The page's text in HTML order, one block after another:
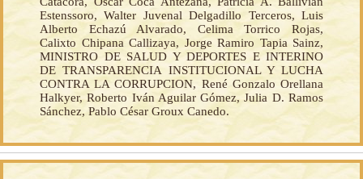
Estenssoro, Walter Juvenal Delgadillo Terceros, Luis
Alberto Echazú Alvarado, Celima Torrico Rojas,
Calixto Chipana Callizaya, Jorge Ramiro Tapia Sainz,
MINISTRO DE SALUD Y DEPORTES E INTERINO
DE TRANSPARENCIA INSTITUCIONAL Y LUCHA
CONTRA LA CORRUPCION, René Gonzalo Orellana
Halkyer, Roberto Iván Aguilar Gómez, Julia D. Ramos
Sánchez, Pablo César Groux Canedo.